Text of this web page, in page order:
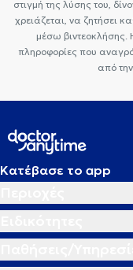
στιγμή της λύσης του,
χρειάζεται, να ζητήσει
μέσω βιντεοκλήσης.
πληροφορίες που
από
Κατέβασε το app